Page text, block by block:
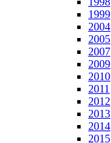
1999
2004
2005
2007
2009
2010
2011
2012
2013
2014
2015